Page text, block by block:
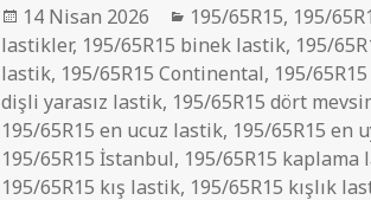
Yayın
tarihi
14 Nisan 2026 Kategoriler
195/65R15, 195/
lastikler, 195/65R15 binek lastik, 195/
lastik, 195/65R15 Continental, 195/
dişli yarasız lastik, 195/65R15 dört
195/65R15 en ucuz lastik, 195/65R15 en
195/65R15 İstanbul, 195/65R15 kaplama
195/65R15 kış lastik, 195/65R15 kışlık